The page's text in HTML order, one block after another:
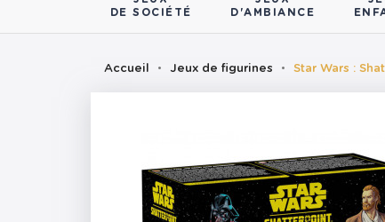
DE SOCIÉTÉ
D'AMBIANCE
Accueil Jeux de figurines Star Wars :